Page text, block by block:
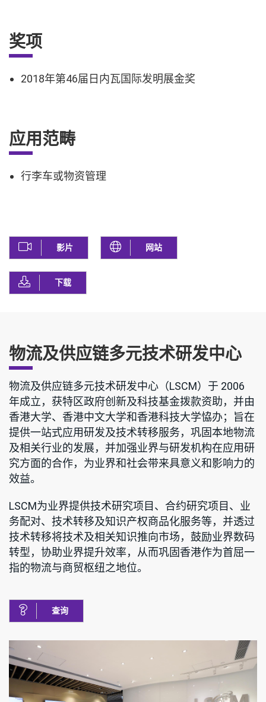
奖项
2018年第46届日内瓦国际发明展金奖
应用范畴
行李车或物资管理
影片 网站
下载
物流及供应链多元技术研发中心
物流及供应链多元技术研发中心（LSCM）于 2006
年成立，获特区政府创新及科技基金拨款资助，并由
香港大学、香港中文大学和香港科技大学恊办；旨在
提供一站式应用研发及技术转移服务，巩固本地物流
及相关行业的发展，并加强业界与研发机构在应用研
究方面的合作，为业界和社会带来具意义和影响力的
效益。
LSCM为业界提供技术研究项目、合约研究项目、业
务配对、技术转移及知识产权商品化服务等，并透过
技术转移将技术及相关知识推向市场，鼓励业界数码
转型，协助业界提升效率，从而巩固香港作为首屈一
指的物流与商贸枢纽之地位。
查询